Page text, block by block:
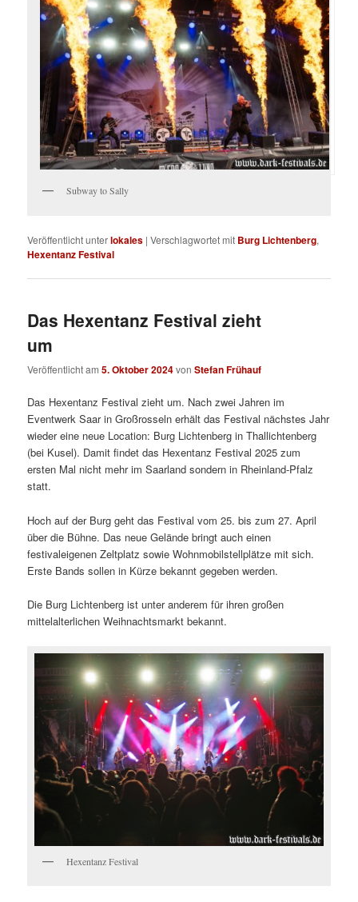
Subway to Sally
Veröffentlicht unterlokales |Verschlagwortet mit Burg Lichtenberg,
Hexentanz Festival
Das Hexentanz Festival zieht
um
Veröffentlicht am5. Oktober 2024vonStefan Frühauf
Das Hexentanz Festival zieht um. Nach zwei Jahren im
Eventwerk Saar in Großrosseln erhält das Festival nächstes Jahr
wieder eine neue Location: Burg Lichtenberg in Thallichtenberg
(bei Kusel). Damit findet das Hexentanz Festival 2025 zum
ersten Mal nicht mehr im Saarland sondern in Rheinland-Pfalz
statt.
Hoch auf der Burg geht das Festival vom 25. bis zum 27. April
über die Bühne. Das neue Gelände bringt auch einen
festivaleigenen Zeltplatz sowie Wohnmobilstellplätze mit sich.
Erste Bands sollen in Kürze bekannt gegeben werden.
Die Burg Lichtenberg ist unter anderem für ihren großen
mittelalterlichen Weihnachtsmarkt bekannt.
Hexentanz Festival